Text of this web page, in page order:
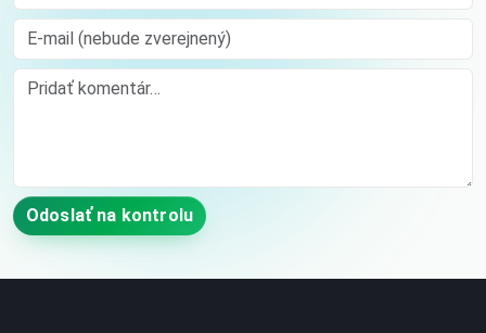
E-mail (nebude zverejnený)
Comment
Odoslať na kontrolu